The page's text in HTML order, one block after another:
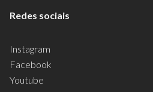
Redes sociais
Instagram
Facebook
Youtube